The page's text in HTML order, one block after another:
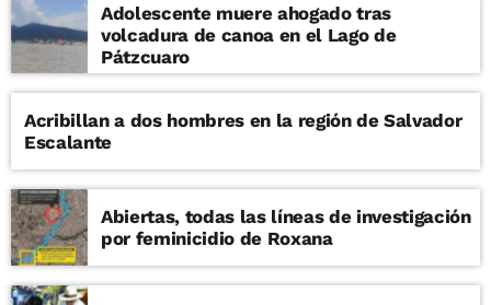
Adolescente muere ahogado tras
volcadura de canoa en el Lago de
Pátzcuaro
Acribillan a dos hombres en la región de Salvador
Escalante
Abiertas, todas las líneas de investigación
por feminicidio de Roxana